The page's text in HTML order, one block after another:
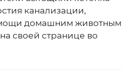
канализации,
домашним животным
своей странице во